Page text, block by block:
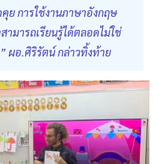
ย การใช้งานภาษาอังกฤษ
ามารถเรียนรู้ได้ตลอดไม่ใช่
ผอ.ศิริรัตน์ กล่าวทิ้งท้าย